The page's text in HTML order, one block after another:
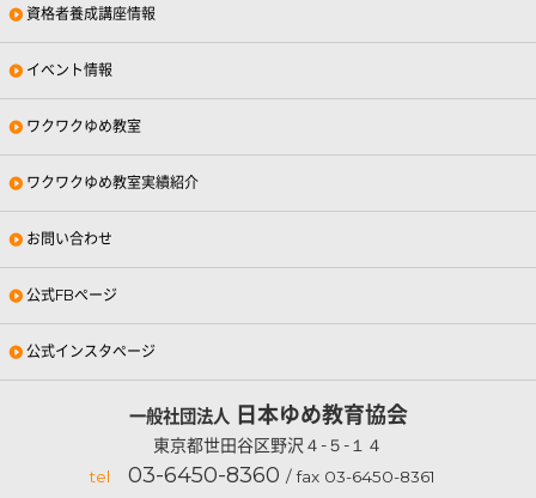
資格者養成講座情報
イベント情報
ワクワクゆめ教室
ワクワクゆめ教室実績紹介
お問い合わせ
公式FBページ
公式インスタページ
一般社団法人日本ゆめ教育協会
東京都世田谷区野沢４-５-１４
tel 03-6450-8360 / fax 03-6450-8361